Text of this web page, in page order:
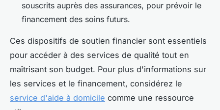
souscrits auprès des assurances, pour prévoir le
financement des soins futurs.
Ces dispositifs de soutien financier sont essentiels
pour accéder à des services de qualité tout en
maîtrisant son budget. Pour plus d'informations sur
les services et le financement, considérez le
service d'aide à domicile comme une ressource